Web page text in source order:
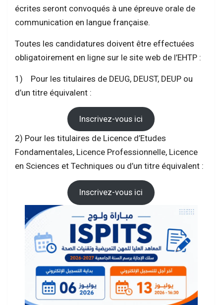
écrites seront convoqués à une épreuve orale de
communication en langue française.
Toutes les candidatures doivent être effectuées
obligatoirement en ligne sur le site web de l’EHTP :
1) Pour les titulaires de DEUG, DEUST, DEUP ou
d’un titre équivalent :
Inscrivez-vous ici
2) Pour les titulaires de Licence d’Etudes
Fondamentales, Licence Professionnelle, Licence
en Sciences et Techniques ou d’un titre équivalent :
Inscrivez-vous ici